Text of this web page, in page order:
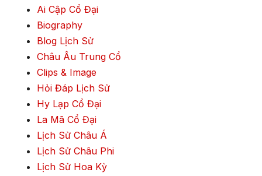
Ai Cập Cổ Đại
Biography
Blog Lịch Sử
Châu Âu Trung Cổ
Clips & Image
Hỏi Đáp Lịch Sử
Hy Lạp Cổ Đại
La Mã Cổ Đại
Lịch Sử Châu Á
Lịch Sử Châu Phi
Lịch Sử Hoa Kỳ